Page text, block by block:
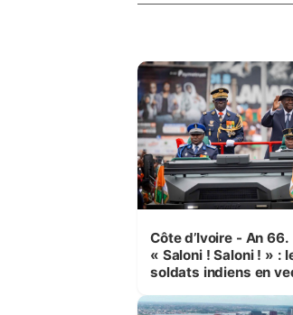
Côte d’Ivoire - An
« Saloni ! Saloni ! » :
soldats indiens en